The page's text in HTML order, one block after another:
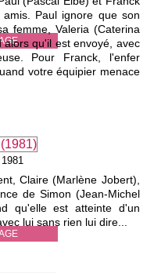
Paul ignore que son
femme, Valeria (Caterina
qu'il est envoyé, avec
Pour Franck, l'enfer
votre équipier menace
1981
Claire (Marlène Jobert),
de Simon (Jean-Michel
qu'elle est atteinte d'un
lui sans rien lui dire...